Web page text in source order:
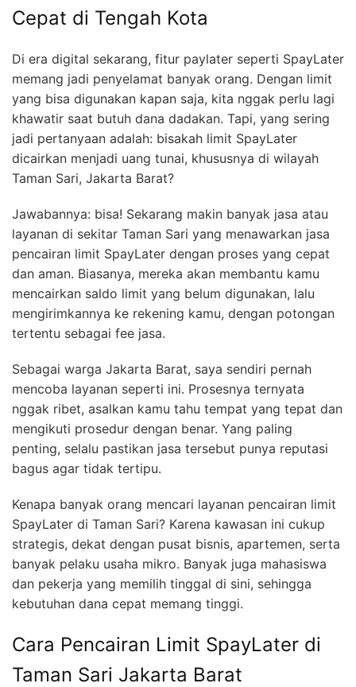
Cepat di Tengah Kota
Di era digital sekarang, fitur paylater seperti SpayLater
memang jadi penyelamat banyak orang. Dengan limit
yang bisa digunakan kapan saja, kita nggak perlu lagi
khawatir saat butuh dana dadakan. Tapi, yang sering
jadi pertanyaan adalah: bisakah limit SpayLater
dicairkan menjadi uang tunai, khususnya di wilayah
Taman Sari, Jakarta Barat?
Jawabannya: bisa! Sekarang makin banyak jasa atau
layanan di sekitar Taman Sari yang menawarkan jasa
pencairan limit SpayLater dengan proses yang cepat
dan aman. Biasanya, mereka akan membantu kamu
mencairkan saldo limit yang belum digunakan, lalu
mengirimkannya ke rekening kamu, dengan potongan
tertentu sebagai fee jasa.
Sebagai warga Jakarta Barat, saya sendiri pernah
mencoba layanan seperti ini. Prosesnya ternyata
nggak ribet, asalkan kamu tahu tempat yang tepat dan
mengikuti prosedur dengan benar. Yang paling
penting, selalu pastikan jasa tersebut punya reputasi
bagus agar tidak tertipu.
Kenapa banyak orang mencari layanan pencairan limit
SpayLater di Taman Sari? Karena kawasan ini cukup
strategis, dekat dengan pusat bisnis, apartemen, serta
banyak pelaku usaha mikro. Banyak juga mahasiswa
dan pekerja yang memilih tinggal di sini, sehingga
kebutuhan dana cepat memang tinggi.
Cara Pencairan Limit SpayLater di
Taman Sari Jakarta Barat